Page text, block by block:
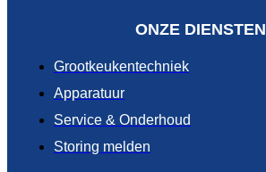
ONZE DIENSTEN
Grootkeukentechniek
Apparatuur
Service & Onderhoud
Storing melden